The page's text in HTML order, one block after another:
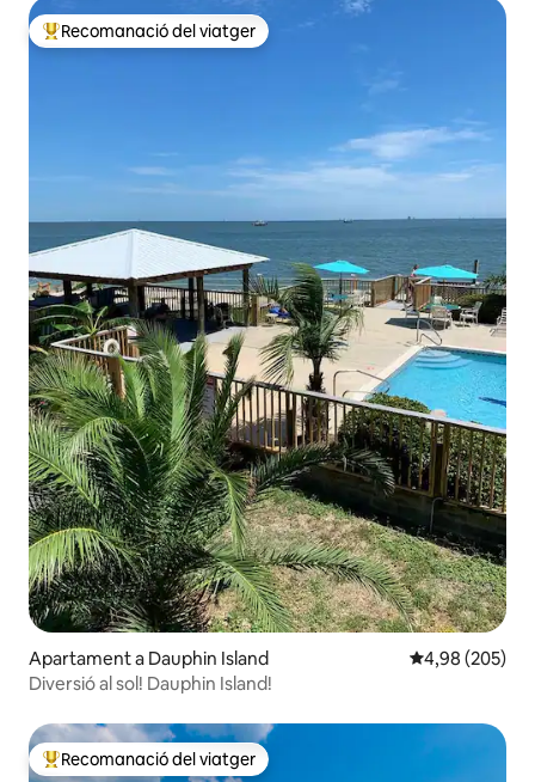
Principals recomanacions dels viatgers
Recomanació del viatger
Apartament a Dauphin Island 4,98 de
4,98 (205)
Diversió al sol! Dauphin Island!
Principals recomanacions dels viatgers
Recomanació del viatger